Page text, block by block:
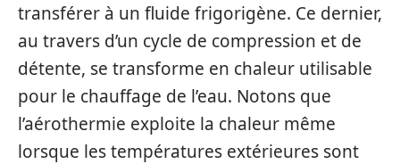
transférer à un fluide frigorigène. Ce dernier,
au travers d’un cycle de compression et de
détente, se transforme en chaleur utilisable
pour le chauffage de l’eau. Notons que
l’aérothermie exploite la chaleur même
lorsque les températures extérieures sont